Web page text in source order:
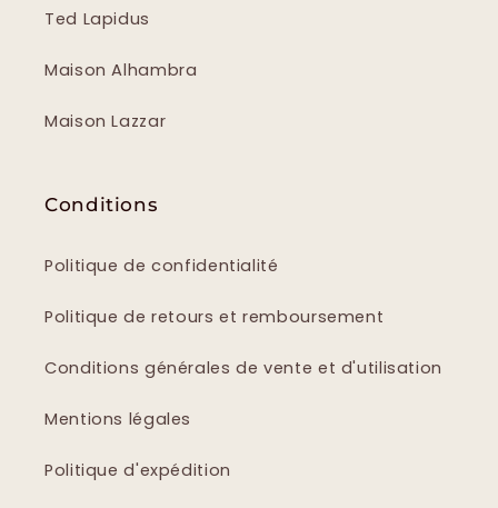
Ted Lapidus
Maison Alhambra
Maison Lazzar
Conditions
Politique de confidentialité
Politique de retours et remboursement
Conditions générales de vente et d'utilisation
Mentions légales
Politique d'expédition